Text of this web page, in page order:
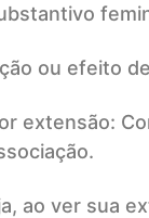
ou efeito
extensão:
ao ver sua